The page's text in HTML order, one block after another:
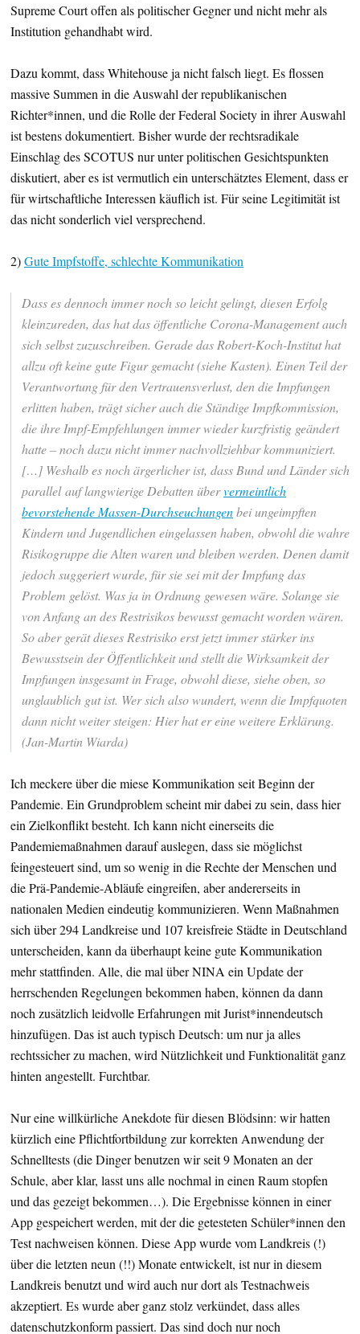
Supreme Court offen als politischer Gegner und nicht mehr als
Institution gehandhabt wird.
Dazu kommt, dass Whitehouse ja nicht falsch liegt. Es flossen
massive Summen in die Auswahl der republikanischen
Richter*innen, und die Rolle der Federal Society in ihrer Auswahl
ist bestens dokumentiert. Bisher wurde der rechtsradikale
Einschlag des SCOTUS nur unter politischen Gesichtspunkten
diskutiert, aber es ist vermutlich ein unterschätztes Element, dass er
für wirtschaftliche Interessen käuflich ist. Für seine Legitimität ist
das nicht sonderlich viel versprechend.
2)Gute Impfstoffe, schlechte Kommunikation
Dass es dennoch immer noch so leicht gelingt, diesen Erfolg
kleinzureden, das hat das öffentliche Corona-Management auch
sich selbst zuzuschreiben. Gerade das Robert-Koch-Institut hat
allzu oft keine gute Figur gemacht (siehe Kasten). Einen Teil der
Verantwortung für den Vertrauensverlust, den die Impfungen
erlitten haben, trägt sicher auch die Ständige Impfkommission,
die ihre Impf-Empfehlungen immer wieder kurzfristig geändert
hatte – noch dazu nicht immer nachvollziehbar kommuniziert.
[…] Weshalb es noch ärgerlicher ist, dass Bund und Länder sich
parallel auf langwierige Debatten übervermeintlich
bevorstehende Massen-Durchseuchungenbei ungeimpften
Kindern und Jugendlichen eingelassen haben, obwohl die wahre
Risikogruppe die Alten waren und bleiben werden. Denen damit
jedoch suggeriert wurde, für sie sei mit der Impfung das
Problem gelöst. Was ja in Ordnung gewesen wäre. Solange sie
von Anfang an des Restrisikos bewusst gemacht worden wären.
So aber gerät dieses Restrisiko erst jetzt immer stärker ins
Bewusstsein der Öffentlichkeit und stellt die Wirksamkeit der
Impfungen insgesamt in Frage, obwohl diese, siehe oben, so
unglaublich gut ist. Wer sich also wundert, wenn die Impfquoten
dann nicht weiter steigen: Hier hat er eine weitere Erklärung.
(Jan-Martin Wiarda)
Ich meckere über die miese Kommunikation seit Beginn der
Pandemie. Ein Grundproblem scheint mir dabei zu sein, dass hier
ein Zielkonflikt besteht. Ich kann nicht einerseits die
Pandemiemaßnahmen darauf auslegen, dass sie möglichst
feingesteuert sind, um so wenig in die Rechte der Menschen und
die Prä-Pandemie-Abläufe eingreifen, aber andererseits in
nationalen Medien eindeutig kommunizieren. Wenn Maßnahmen
sich über 294 Landkreise und 107 kreisfreie Städte in Deutschland
unterscheiden, kann da überhaupt keine gute Kommunikation
mehr stattfinden. Alle, die mal über NINA ein Update der
herrschenden Regelungen bekommen haben, können da dann
noch zusätzlich leidvolle Erfahrungen mit Jurist*innendeutsch
hinzufügen. Das ist auch typisch Deutsch: um nur ja alles
rechtssicher zu machen, wird Nützlichkeit und Funktionalität ganz
hinten angestellt. Furchtbar.
Nur eine willkürliche Anekdote für diesen Blödsinn: wir hatten
kürzlich eine Pflichtfortbildung zur korrekten Anwendung der
Schnelltests (die Dinger benutzen wir seit 9 Monaten an der
Schule, aber klar, lasst uns alle nochmal in einen Raum stopfen
und das gezeigt bekommen…). Die Ergebnisse können in einer
App gespeichert werden, mit der die getesteten Schüler*innen den
Test nachweisen können. Diese App wurde vom Landkreis (!)
über die letzten neun (!!) Monate entwickelt, ist nur in diesem
Landkreis benutzt und wird auch nur dort als Testnachweis
akzeptiert. Es wurde aber ganz stolz verkündet, dass alles
datenschutzkonform passiert. Das sind doch nur noch